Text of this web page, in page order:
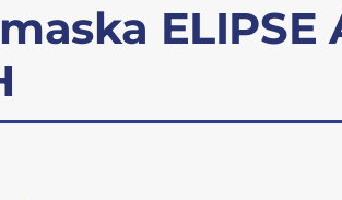
ELIPSE